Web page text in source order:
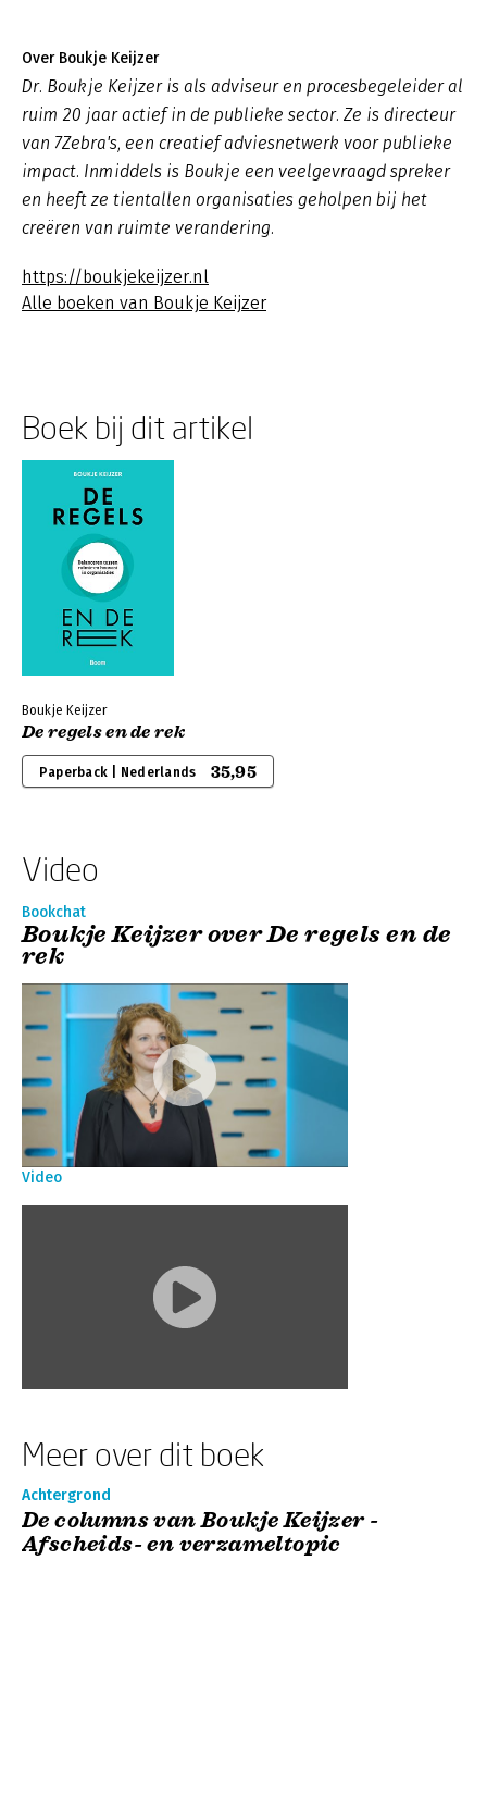
Over Boukje Keijzer
Dr. Boukje Keijzer is als adviseur en procesbegeleider al
ruim 20 jaar actief in de publieke sector. Ze is directeur
van 7Zebra's, een creatief adviesnetwerk voor publieke
impact. Inmiddels is Boukje een veelgevraagd spreker
en heeft ze tientallen organisaties geholpen bij het
creëren van ruimte verandering.
https://boukjekeijzer.nl
Alle boeken van Boukje Keijzer
Boek bij dit artikel
Boukje Keijzer
De regels en de rek
Paperback | Nederlands 35,95
Video
Bookchat
Boukje Keijzer over De regels en de
rek
Video
Meer over dit boek
Achtergrond
De columns van Boukje Keijzer -
Afscheids- en verzameltopic